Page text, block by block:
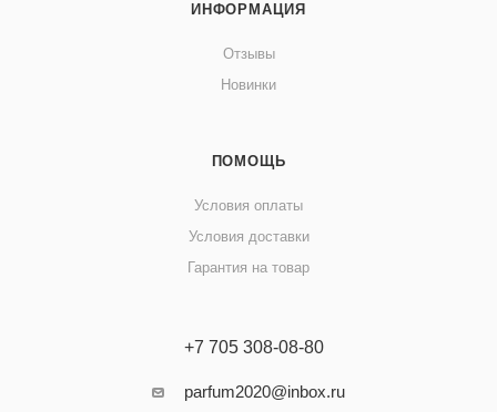
ИНФОРМАЦИЯ
Отзывы
Новинки
ПОМОЩЬ
Условия оплаты
Условия доставки
Гарантия на товар
+7 705 308-08-80
parfum2020@inbox.ru